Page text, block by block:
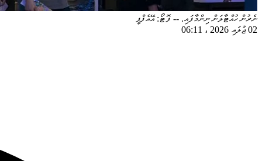
ނެރުން ހުއްޓާލަން ނިންމާފައި. -- ފޮޓޯ: އޭއެފްޕީ
02 ޖުލައި 2026
، 06:11